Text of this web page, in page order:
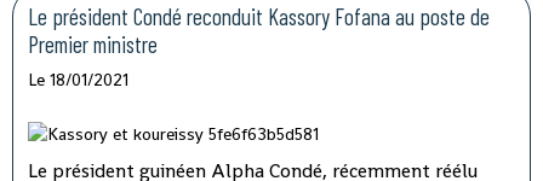
Le président Condé reconduit Kassory Fofana au poste de
Premier ministre
Le 18/01/2021
Le président guinéen Alpha Condé, récemment réélu